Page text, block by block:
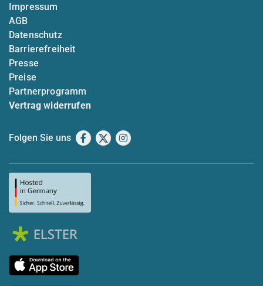
Impressum
AGB
Datenschutz
Barrierefreiheit
Presse
Preise
Partnerprogramm
Vertrag widerrufen
Folgen Sie uns Facebook
X Instagram